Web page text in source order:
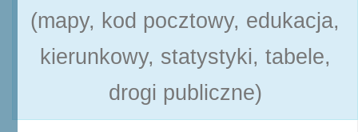
(mapy, kod pocztowy, edukacja,
kierunkowy, statystyki, tabele,
drogi publiczne)